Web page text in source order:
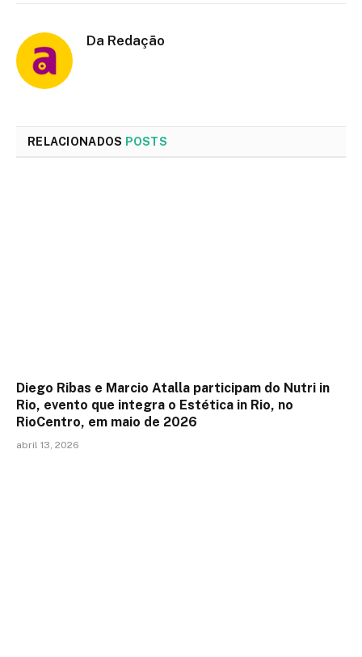
Da Redação
RELACIONADOS POSTS
Diego Ribas e Marcio Atalla participam do Nutri in
Rio, evento que integra o Estética in Rio, no
RioCentro, em maio de 2026
abril 13, 2026